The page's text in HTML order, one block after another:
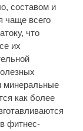
составом и
чаще всего
что
их
минеральные
как более
фитнес-